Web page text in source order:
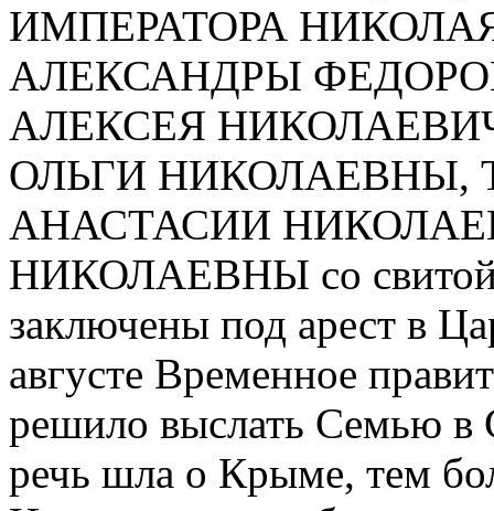
ИМПЕРАТОРА
АЛЕКСАНДРЫ
АЛЕКСЕЯ
ОЛЬГИ НИКОЛАЕВНЫ,
АНАСТАСИИ
НИКОЛАЕВНЫ со свитой
заключены под арест в
августе Временное
решило выслать Семью в
речь шла о Крыме, тем